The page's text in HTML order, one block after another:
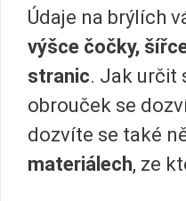
Údaje na brýlích
výšce čočky,
stranic. Jak určit
obrouček se
dozvíte se také
materiálech, ze